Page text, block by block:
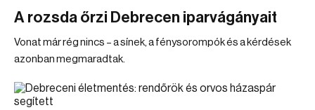
A rozsda őrzi Debrecen iparvágányait
Vonat már rég nincs – a sínek, a fénysorompók és a kérdések
azonban megmaradtak.